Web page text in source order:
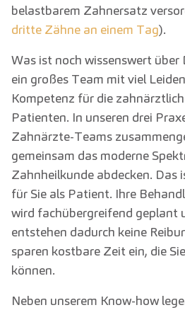
belastbarem Zahnersatz
dritte Zähne an einem Tag).
Was ist noch wissenswert
ein großes Team mit viel
Kompetenz für die
Patienten. In unseren drei
Zahnärzte-Teams
gemeinsam das moderne
Zahnheilkunde abdecken. Das
für Sie als Patient. Ihre
wird fachübergreifend geplant
entstehen dadurch keine
sparen kostbare Zeit ein, die
können.
Neben unserem Know-how